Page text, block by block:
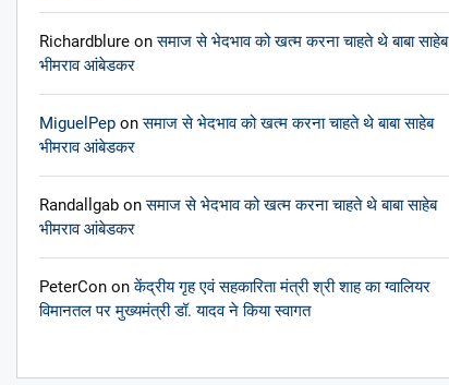
Richardblure onसमाज से भेदभाव को खत्म करना चाहते थे बाबा साहेब
भीमराव आंबेडकर
MiguelPep onसमाज से भेदभाव को खत्म करना चाहते थे बाबा साहेब
भीमराव आंबेडकर
Randallgab onसमाज से भेदभाव को खत्म करना चाहते थे बाबा साहेब
भीमराव आंबेडकर
PeterCon onकेंद्रीय गृह एवं सहकारिता मंत्री श्री शाह का ग्वालियर
विमानतल पर मुख्यमंत्री डॉ. यादव ने किया स्वागत